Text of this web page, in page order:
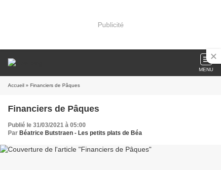
Publicité
MENU
Accueil » Financiers de Pâques
Financiers de Pâques
Publié le 31/03/2021 à 05:00
Par Béatrice Butstraen - Les petits plats de Béa